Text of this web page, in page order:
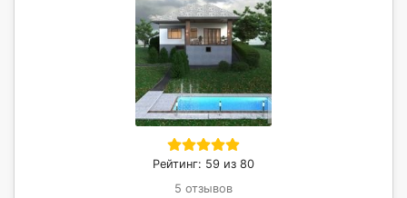
Рейтинг: 59 из 80
5 отзывов